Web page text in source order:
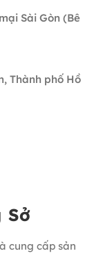
Sài Gòn (Bê
Thành phố Hồ
Sở
cung cấp sản